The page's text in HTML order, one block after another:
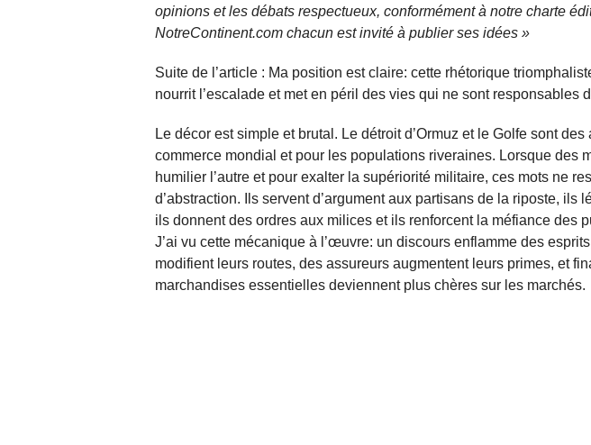
opinions et les débats respectueux, conformément à notre charte
NotreContinent.com chacun est invité à publier ses idées »
Suite de l’article : Ma position est claire: cette rhétorique
nourrit l’escalade et met en péril des vies qui ne sont responsables
Le décor est simple et brutal. Le détroit d’Ormuz et le Golfe sont
commerce mondial et pour les populations riveraines. Lorsque des
humilier l’autre et pour exalter la supériorité militaire, ces mots ne
d’abstraction. Ils servent d’argument aux partisans de la riposte, ils
ils donnent des ordres aux milices et ils renforcent la méfiance des
J’ai vu cette mécanique à l’œuvre: un discours enflamme des
modifient leurs routes, des assureurs augmentent leurs primes, et
marchandises essentielles deviennent plus chères sur les marchés.